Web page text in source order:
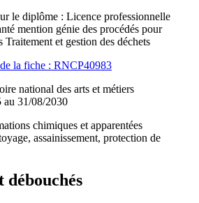
le diplôme : Licence professionnelle
mention génie des procédés pour
et gestion des déchets
la fiche : RNCP40983
national des arts et métiers
au 31/08/2030
chimiques et apparentées
assainissement, protection de
débouchés